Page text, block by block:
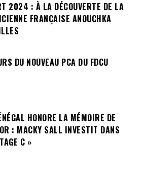
2024 : À LA DÉCOUVERTE DE LA
FRANÇAISE ANOUCHKA
DU NOUVEAU PCA DU FDCU
HONORE LA MÉMOIRE DE
: MACKY SALL INVESTIT DANS
C »